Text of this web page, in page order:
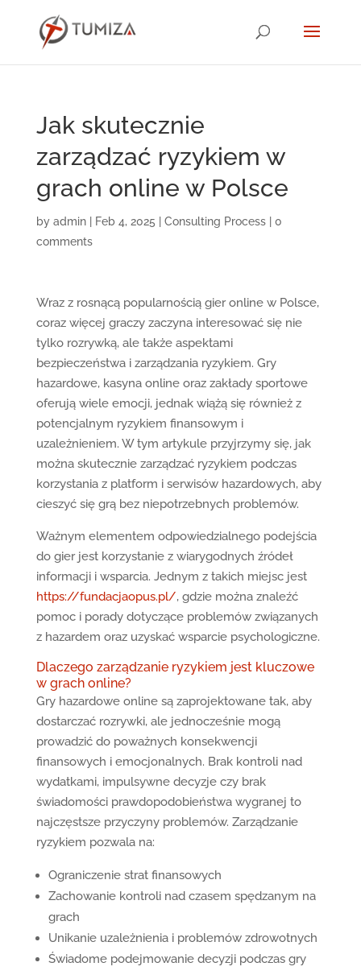
Jak skutecznie
zarządzać ryzykiem w
grach online w Polsce
by admin| Feb 4, 2025 Consulting Process| 0
comments
Wraz z rosnącą popularnością gier online w Polsce,
coraz więcej graczy zaczyna interesować się nie
tylko rozrywką, ale także aspektami
bezpieczeństwa i zarządzania ryzykiem. Gry
hazardowe, kasyna online oraz zakłady sportowe
oferują wiele emocji, jednak wiążą się również z
potencjalnym ryzykiem finansowym i
uzależnieniem. W tym artykule przyjrzymy się, jak
można skutecznie zarządzać ryzykiem podczas
korzystania z platform i serwisów hazardowych, aby
cieszyć się grą bez niepotrzebnych problemów.
Ważnym elementem odpowiedzialnego podejścia
do gier jest korzystanie z wiarygodnych źródeł
informacji i wsparcia. Jednym z takich miejsc jest
https://fundacjaopus.pl/, gdzie można znaleźć
pomoc i porady dotyczące problemów związanych
z hazardem oraz uzyskać wsparcie psychologiczne.
Dlaczego zarządzanie ryzykiem jest kluczowe
w grach online?
Gry hazardowe online są zaprojektowane tak, aby
dostarczać rozrywki, ale jednocześnie mogą
prowadzić do poważnych konsekwencji
finansowych i emocjonalnych. Brak kontroli nad
wydatkami, impulsywne decyzje czy brak
świadomości prawdopodobieństwa wygranej to
najczęstsze przyczyny problemów. Zarządzanie
ryzykiem pozwala na:
Ograniczenie strat finansowych
Zachowanie kontroli nad czasem spędzanym na
grach
Unikanie uzależnienia i problemów zdrowotnych
Świadome podejmowanie decyzji podczas gry